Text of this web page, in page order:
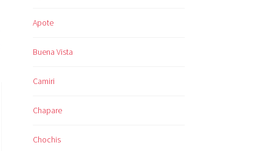
Apote
Buena Vista
Camiri
Chapare
Chochis